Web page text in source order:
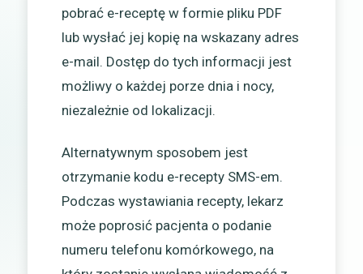
pobrać e-receptę w formie pliku PDF
lub wysłać jej kopię na wskazany adres
e-mail. Dostęp do tych informacji jest
możliwy o każdej porze dnia i nocy,
niezależnie od lokalizacji.
Alternatywnym sposobem jest
otrzymanie kodu e-recepty SMS-em.
Podczas wystawiania recepty, lekarz
może poprosić pacjenta o podanie
numeru telefonu komórkowego, na